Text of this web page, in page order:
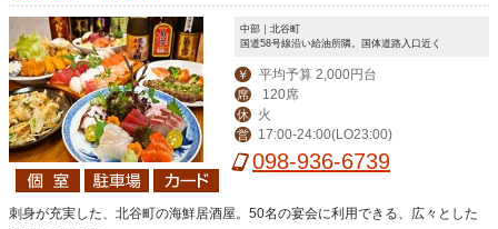
中部｜北谷町
国道58号線沿い給油所隣。国体道路入口近く
￥ 平均予算 2,000円台
席 120席
休 火
営 17:00-24:00(LO23:00)
098-936-6739
刺身が充実した、北谷町の海鮮居酒屋。50名の宴会に利用できる、広々とした